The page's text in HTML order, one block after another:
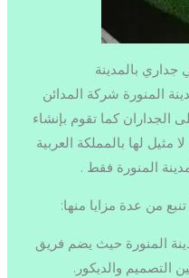
بالمدينة
المنورة شركة المدائن
الجداران كما تقوم بإنشاء
مثيل لها بالمملكة العربية
المنورة فقط .
من عدة مزايا منها:
المنورة حيث يضم فريق
التصميم والديكور.